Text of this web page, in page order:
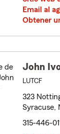
Email al
Obtener
John
LUTCF
323
Syracuse,
315-446-